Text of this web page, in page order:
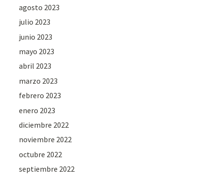
agosto 2023
julio 2023
junio 2023
mayo 2023
abril 2023
marzo 2023
febrero 2023
enero 2023
diciembre 2022
noviembre 2022
octubre 2022
septiembre 2022